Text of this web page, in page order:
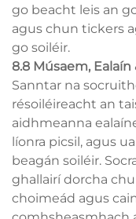
go beacht leis an
agus chun tickers
go soiléir.
8.8 Músaem, Ealaín
Sanntar na
résoiléireacht an
aidhmeanna
líonra picsil, agus
beagán soiléir.
ghallairí dorcha
choimeád agus